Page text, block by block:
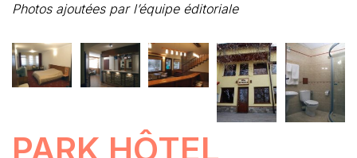
Photos ajoutées par l’équipe éditoriale
PARK HÔTEL